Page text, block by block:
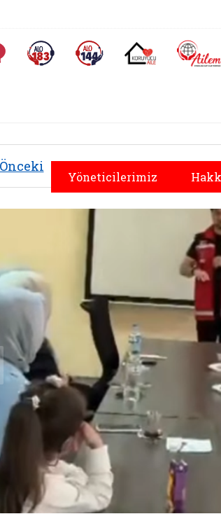
Sıkça Sorulan SorularAlo 183 (yeni sekmede açılır)Alo 144 (yeni sekmede açılır)
Koruyucu Aile
Yöneticilerimiz
Önceki